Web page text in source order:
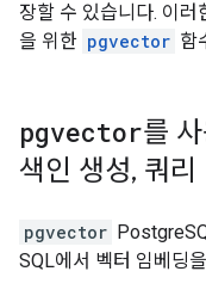
장할 수 있습니다. 이
을 위한 pgvector 함
pgvector를
색인 생성, 쿼리
pgvector
SQL에서 벡터 임베딩